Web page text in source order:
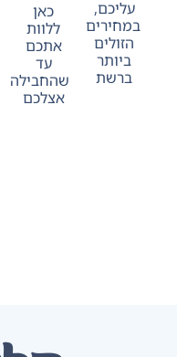
עליכם,
במחירים
הזולים
ביותר
ברשת
כאן
ללוות
אתכם
עד
שהחבילה
אצלכם